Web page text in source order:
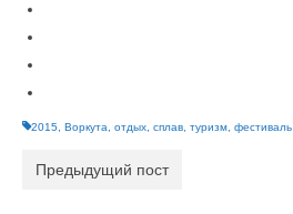
2015 Воркута отдых сплав туризм фестиваль
Предыдущий пост